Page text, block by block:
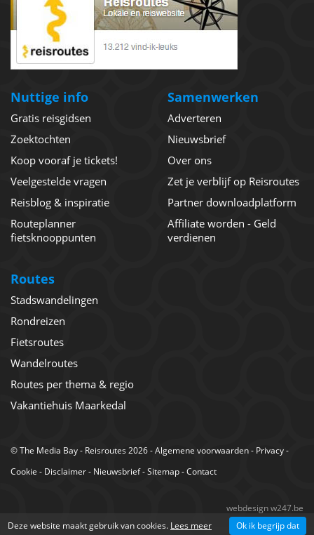
Nuttige info
Gratis reisgidsen
Zoektochten
Koop vooraf je tickets!
Veelgestelde vragen
Reisblog & inspiratie
Routeplanner
fietsknooppunten
Samenwerken
Adverteren
Nieuwsbrief
Over ons
Zet je verblijf op Reisroutes
Partner downloadplatform
Affiliate worden - Geld
verdienen
Routes
Stadswandelingen
Rondreizen
Fietsroutes
Wandelroutes
Routes per thema & regio
Vakantiehuis Maarkedal
©The Media Bay- Reisroutes 2026 -Algemene voorwaarden- Privacy-
Cookie - Disclaimer- Nieuwsbrief-Sitemap-Contact
webdesign w247.be
Deze website maakt gebruik van cookies. Lees meer Ok ik begrijp dat